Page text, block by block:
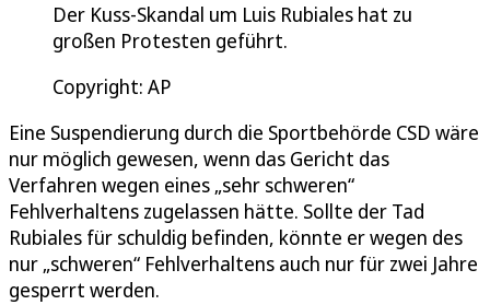
Der Kuss-Skandal um Luis Rubiales hat zu
großen Protesten geführt.
Copyright: AP
Eine Suspendierung durch die Sportbehörde CSD wäre
nur möglich gewesen, wenn das Gericht das
Verfahren wegen eines „sehr schweren“
Fehlverhaltens zugelassen hätte. Sollte der Tad
Rubiales für schuldig befinden, könnte er wegen des
nur „schweren“ Fehlverhaltens auch nur für zwei Jahre
gesperrt werden.